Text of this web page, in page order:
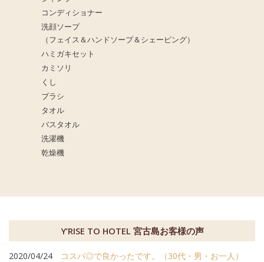
コンディショナー
洗顔ソープ
（フェイス＆ハンドソープ＆シェービング）
ハミガキセット
カミソリ
くし
ブラシ
タオル
バスタオル
洗濯機
乾燥機
Y’RISE TO HOTEL 宮古島お客様の声
2020/04/24
コスパ◎で良かったです。（30代・男・お一人）